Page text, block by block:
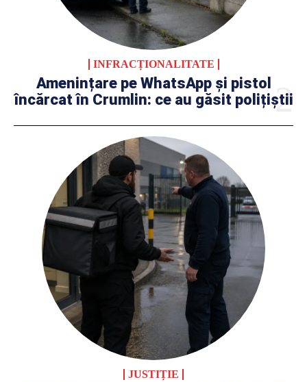
INFRACȚIONALITATE
Amenințare pe WhatsApp și pistol
încărcat în Crumlin: ce au găsit polițiștii
JUSTIȚIE